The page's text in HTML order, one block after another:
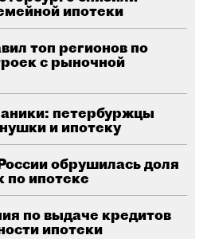
ипотеки
топ регионов по
с рыночной
петербуржцы
и ипотеку
обрушилась доля
по ипотеке
по выдаче кредитов
ипотеки